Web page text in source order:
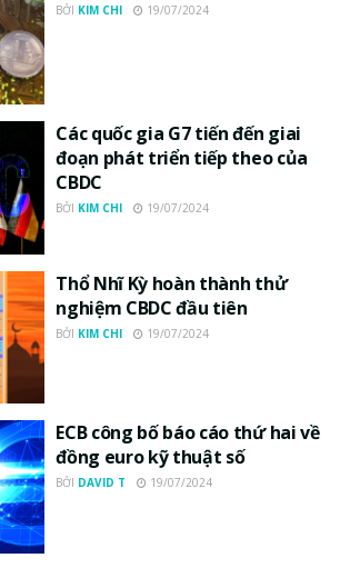
BỞI KIM CHI 19/07/2024
Các quốc gia G7 tiến đến giai
đoạn phát triển tiếp theo của
CBDC
BỞI KIM CHI 19/07/2024
Thổ Nhĩ Kỳ hoàn thành thử
nghiệm CBDC đầu tiên
BỞI KIM CHI 19/07/2024
ECB công bố báo cáo thứ hai về
đồng euro kỹ thuật số
BỞI DAVID T 19/07/2024